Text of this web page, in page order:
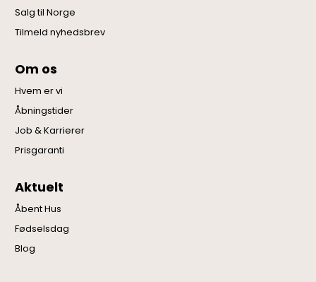
Salg til Norge
Tilmeld nyhedsbrev
Om os
Hvem er vi
Åbningstider
Job & Karrierer
Prisgaranti
Aktuelt
Åbent Hus
Fødselsdag
Blog